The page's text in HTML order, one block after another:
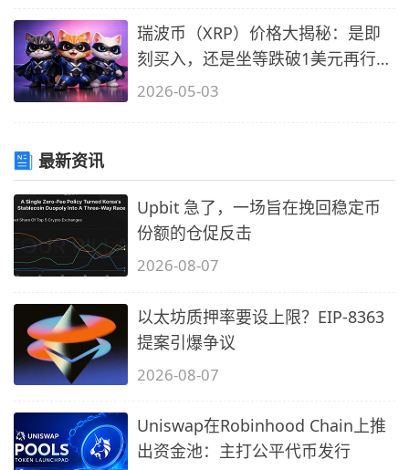
瑞波币（XRP）价格大揭秘：是即
刻买入，还是坐等跌破1美元再行
动？
2026-05-03
最新资讯
Upbit 急了，一场旨在挽回稳定币
份额的仓促反击
2026-08-07
以太坊质押率要设上限？EIP-8363
提案引爆争议
2026-08-07
Uniswap在Robinhood Chain上推
出资金池：主打公平代币发行